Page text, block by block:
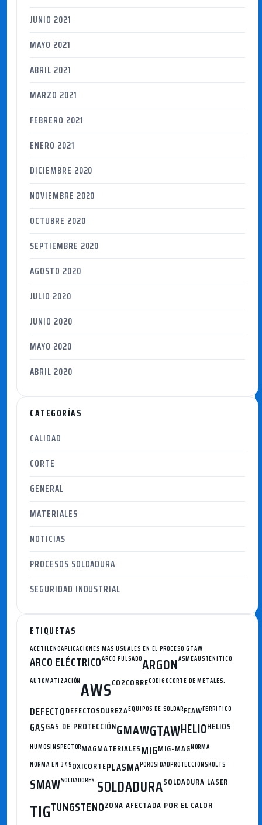
JUNIO 2021
MAYO 2021
ABRIL 2021
MARZO 2021
FEBRERO 2021
ENERO 2021
DICIEMBRE 2020
NOVIEMBRE 2020
OCTUBRE 2020
SEPTIEMBRE 2020
AGOSTO 2020
JULIO 2020
JUNIO 2020
MAYO 2020
ABRIL 2020
CATEGORÍAS
CALIDAD
CORTE
GENERAL
MATERIALES
NOTICIAS
PROCESOS SOLDADURA
SEGURIDAD INDUSTRIAL
ETIQUETAS
ACETILENOAPLICACIONES MAS USUALES EN EL PROCESO GTAW
ARCO ELÉCTRICOARCO PULSADOARGONASMEAUSTENITICO
AUTOMATIZACIÓNAWSCO2COBRECODIGOCORTE DE METALES.
DEFECTODEFECTOSDUREZAEQUIPOS DE SOLDARFCAWFERRITICO
GASGAS DE PROTECCIÓNGMAWGTAWHELIOHELIOS
HUMOSINSPECTORMAGMATERIALESMIGMIG-MAGNORMA
NORMA EN 349OXICORTEPLASMAPOROSIDADPROTECCIÓNSKOLTS
SMAWSOLDADORES.SOLDADURASOLDADURA LASER
TIGTUNGSTENOZONA AFECTADA POR EL CALOR